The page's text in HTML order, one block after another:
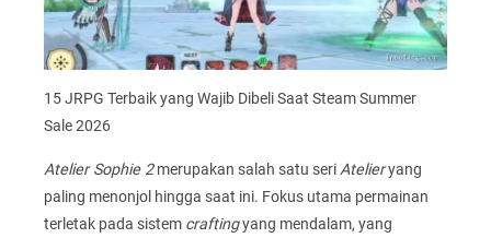
15 JRPG Terbaik yang Wajib Dibeli Saat Steam Summer
Sale 2026
Atelier Sophie 2merupakan salah satu seri Atelieryang
paling menonjol hingga saat ini. Fokus utama permainan
terletak pada sistem craftingyang mendalam, yang